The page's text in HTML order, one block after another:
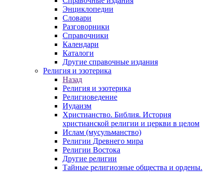
Энциклопедии
Словари
Разговорники
Справочники
Календари
Каталоги
Другие справочные издания
Религия и эзотерика
Назад
Религия и эзотерика
Религиоведение
Иудаизм
Христианство. Библия. История
христианской религии и церкви в целом
Ислам (мусульманство)
Религии Древнего мира
Религии Востока
Другие религии
Тайные религиозные общества и ордены.